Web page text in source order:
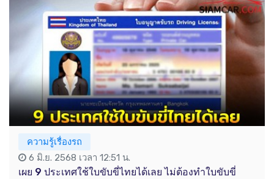
ความรู้เรื่องรถ
6 มิ.ย. 2568 เวลา 12:51 น.
เผย 9 ประเทศใช้ใบขับขี่ไทยได้เลย ไม่ต้องทำใบขับขี่